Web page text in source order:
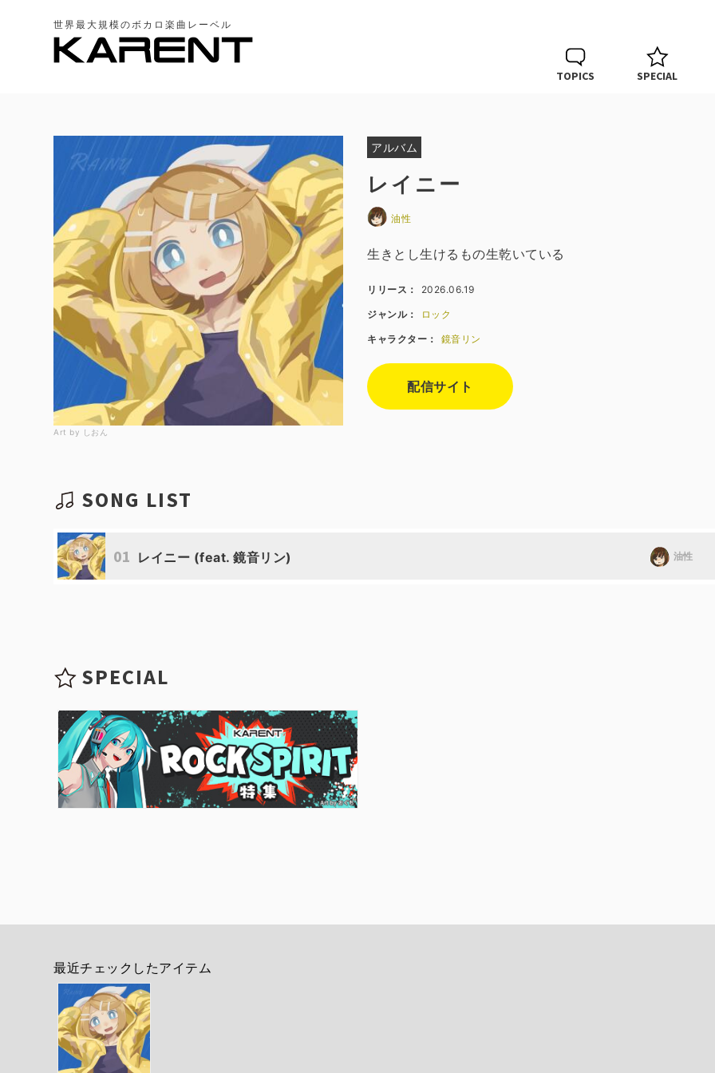
世界最大規模のボカロ楽曲レーベル
TOPICS SPECIAL
Art by しおん
アルバム
レイニー
油性
生きとし生けるもの生乾いている
リリース： 2026.06.19
ジャンル： ロック
キャラクター： 鏡音リン
配信サイト
SONG LIST
01 レイニー (feat. 鏡音リン) 油性
SPECIAL
最近チェックしたアイテム